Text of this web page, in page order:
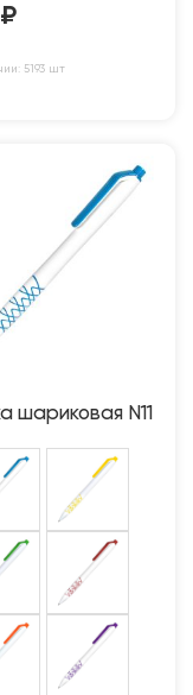
₽
5193 шт
шариковая N11